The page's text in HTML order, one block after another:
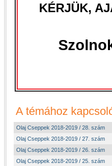
KÉRJÜK,
A témához
Olaj Cseppek 2018-2019 / 28. szám
Olaj Cseppek 2018-2019 / 27. szám
Olaj Cseppek 2018-2019 / 26. szám
Olaj Cseppek 2018-2019 / 25. szám